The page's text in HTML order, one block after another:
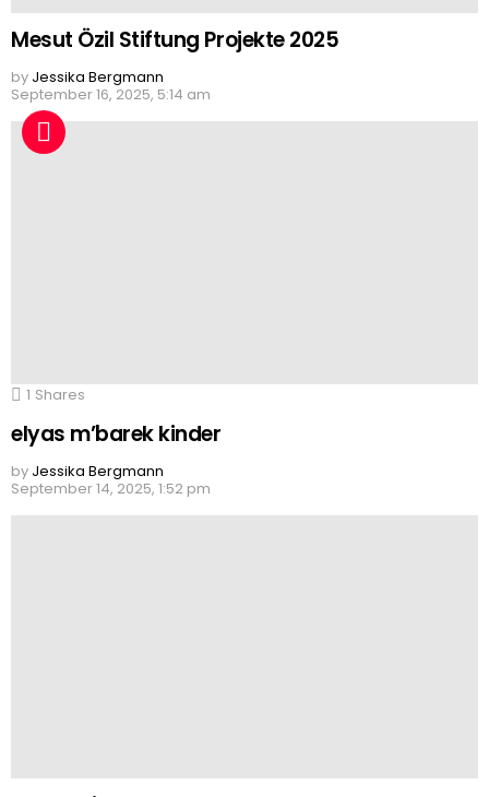
Mesut Özil Stiftung Projekte 2025
by Jessika Bergmann
September 16, 2025, 5:14 am
1 Shares
elyas m’barek kinder
by Jessika Bergmann
September 14, 2025, 1:52 pm